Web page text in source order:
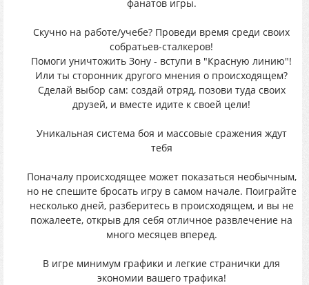
фанатов игры.
Скучно на работе/учебе? Проведи время среди своих
собратьев-сталкеров!
Помоги уничтожить Зону - вступи в "Красную линию"!
Или ты сторонник другого мнения о происходящем?
Сделай выбор сам: создай отряд, позови туда своих
друзей, и вместе идите к своей цели!
Уникальная система боя и массовые сражения ждут
тебя
Поначалу происходящее может показаться необычным,
но не спешите бросать игру в самом начале. Поиграйте
несколько дней, разберитесь в происходящем, и вы не
пожалеете, открыв для себя отличное развлечение на
много месяцев вперед.
В игре минимум графики и легкие странички для
экономии вашего трафика!